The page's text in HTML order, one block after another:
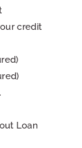
credit
Loan